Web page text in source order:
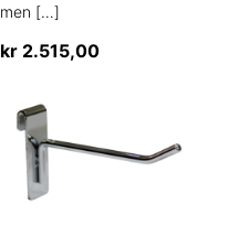
men […]
kr2.515,00